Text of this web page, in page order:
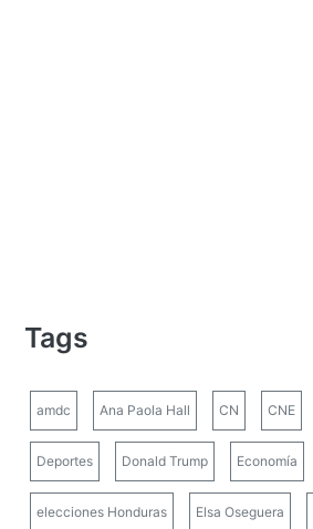
Tags
amdc Ana Paola Hall CN CNE
Deportes Donald Trump Economía
elecciones Honduras Elsa Oseguera